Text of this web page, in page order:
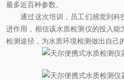
最多近百种参数。
通过这次培训，员工们感觉到科
进作用，相信该水质检测仪的投入能
检测途径，为水质环境检测做出自己